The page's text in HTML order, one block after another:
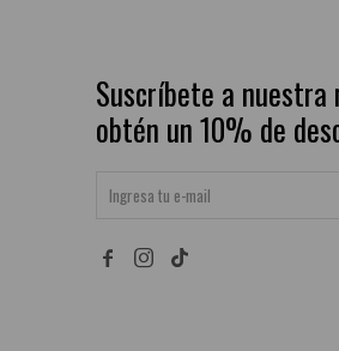
Suscríbete a
obtén un 10% de
 